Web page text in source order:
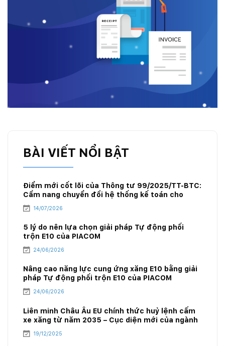
BÀI VIẾT NỔI BẬT
Điểm mới cốt lõi của Thông tư 99/2025/TT-BTC:
Cẩm nang chuyển đổi hệ thống kế toán cho
doanh nghiệp xăng dầu
14/07/2026
5 lý do nên lựa chọn giải pháp Tự động phối
trộn E10 của PIACOM
24/06/2026
Nâng cao năng lực cung ứng xăng E10 bằng giải
pháp Tự động phối trộn E10 của PIACOM
24/06/2026
Liên minh Châu Âu EU chính thức huỷ lệnh cấm
xe xăng từ năm 2035 – Cục diện mới của ngành
năng lượng
19/12/2025